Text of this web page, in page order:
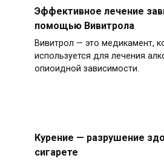
Эффективное лечение
помощью Вивитрола
Вивитрол — это медикамент,
используется для лечения
опиоидной зависимости.
Курение — разрушение
сигарете